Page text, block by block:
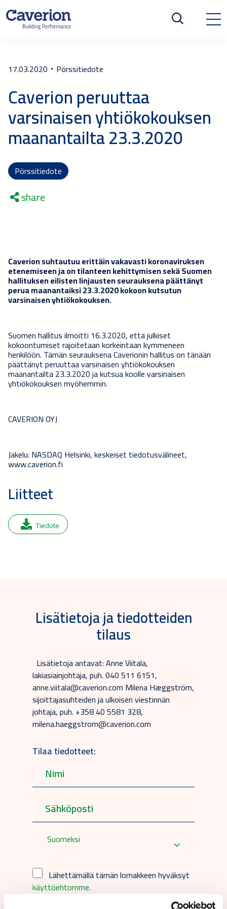
17.03.2020 Pörssitiedote
Caverion peruuttaa
varsinaisen yhtiökokouksen
maanantailta 23.3.2020
Pörssitiedote
share
Caverion suhtautuu erittäin vakavasti koronaviruksen
etenemiseen ja on tilanteen kehittymisen sekä Suomen
hallituksen eilisten linjausten seurauksena päättänyt
perua maanantaiksi 23.3.2020 kokoon kutsutun
varsinaisen yhtiökokouksen.
Suomen hallitus ilmoitti 16.3.2020, että julkiset
kokoontumiset rajoitetaan korkeintaan kymmeneen
henkilöön. Tämän seurauksena Caverionin hallitus on tänään
päättänyt peruuttaa varsinaisen yhtiökokouksen
maanantailta 23.3.2020 ja kutsua koolle varsinaisen
yhtiökokouksen myöhemmin.
CAVERION OYJ
Jakelu: NASDAQ Helsinki, keskeiset tiedotusvälineet,
www.caverion.fi
Liitteet
Tiedote
Lisätietoja ja tiedotteiden
tilaus
Lisätietoja antavat: Anne Viitala,
lakiasiainjohtaja, puh. 040 511 6151,
anne.viitala@caverion.com Milena Hæggström,
sijoittajasuhteiden ja ulkoisen viestinnän
johtaja, puh. +358 40 5581 328,
milena.haeggstrom@caverion.com
Tilaa tiedotteet:
Suomeksi
Lähettämällä tämän lomakkeen hyväksyt
käyttöehtomme.